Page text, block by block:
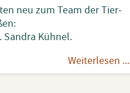
neu zum Team der Tier­
San­dra Küh­nel.
Wei­ter­le­sen ...